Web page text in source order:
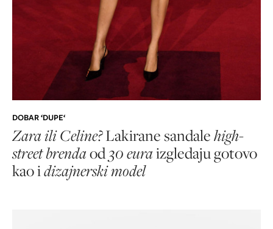
DOBAR ‘DUPE‘
Zara ili Celine?Lakirane sandalehigh-
street brendaod30 euraizgledaju gotovo
kao idizajnerski model